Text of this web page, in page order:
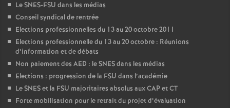
Le SNES-FSU dans les médias
Conseil syndical de rentrée
Elections professionnelles du 13 au 20 octobre 2011
Elections professionnelle du 13 au 20 octobre : Réunions
d’information et de débats
Non paiement des AED : le SNES dans les médias
Elections : progression de la FSU dans l’académie
Le SNES et la FSU majoritaires absolus aux CAP et CT
Forte mobilisation pour le retrait du projet d’évaluation